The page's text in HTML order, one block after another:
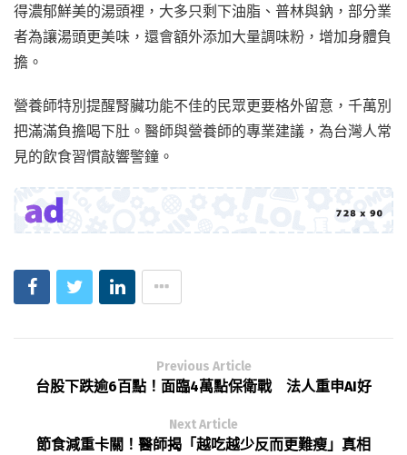
得濃郁鮮美的湯頭裡，大多只剩下油脂、普林與鈉，部分業
者為讓湯頭更美味，還會額外添加大量調味粉，增加身體負
擔。
營養師特別提醒腎臟功能不佳的民眾更要格外留意，千萬別
把滿滿負擔喝下肚。醫師與營養師的專業建議，為台灣人常
見的飲食習慣敲響警鐘。
Previous Article
台股下跌逾6百點！面臨4萬點保衛戰 法人重申AI好
Next Article
節食減重卡關！醫師揭「越吃越少反而更難瘦」真相